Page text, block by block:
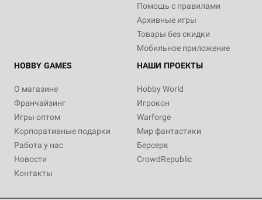
Помощь с правилами
Архивные игры
Товары без скидки
Мобильное приложение
HOBBY GAMES
О магазине
Франчайзинг
Игры оптом
Корпоративные подарки
Работа у нас
Новости
Контакты
НАШИ ПРОЕКТЫ
Hobby World
Игрокон
Warforge
Мир фантастики
Берсерк
CrowdRepublic